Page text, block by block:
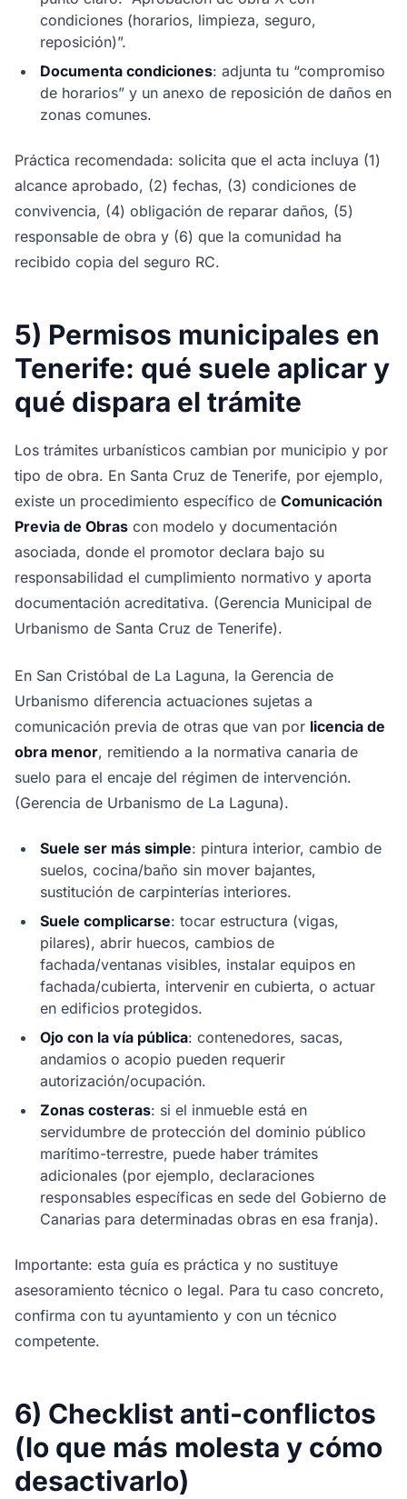
condiciones (horarios, limpieza, seguro,
reposición)”.
Documenta condiciones: adjunta tu “compromiso
de horarios” y un anexo de reposición de daños en
zonas comunes.
Práctica recomendada: solicita que el acta incluya (1)
alcance aprobado, (2) fechas, (3) condiciones de
convivencia, (4) obligación de reparar daños, (5)
responsable de obra y (6) que la comunidad ha
recibido copia del seguro RC.
5) Permisos municipales en
Tenerife: qué suele aplicar y
qué dispara el trámite
Los trámites urbanísticos cambian por municipio y por
tipo de obra. En Santa Cruz de Tenerife, por ejemplo,
existe un procedimiento específico de Comunicación
Previa de Obras con modelo y documentación
asociada, donde el promotor declara bajo su
responsabilidad el cumplimiento normativo y aporta
documentación acreditativa. (Gerencia Municipal de
Urbanismo de Santa Cruz de Tenerife).
En San Cristóbal de La Laguna, la Gerencia de
Urbanismo diferencia actuaciones sujetas a
comunicación previa de otras que van por licencia de
obra menor, remitiendo a la normativa canaria de
suelo para el encaje del régimen de intervención.
(Gerencia de Urbanismo de La Laguna).
Suele ser más simple: pintura interior, cambio de
suelos, cocina/baño sin mover bajantes,
sustitución de carpinterías interiores.
Suele complicarse: tocar estructura (vigas,
pilares), abrir huecos, cambios de
fachada/ventanas visibles, instalar equipos en
fachada/cubierta, intervenir en cubierta, o actuar
en edificios protegidos.
Ojo con la vía pública: contenedores, sacas,
andamios o acopio pueden requerir
autorización/ocupación.
Zonas costeras: si el inmueble está en
servidumbre de protección del dominio público
marítimo-terrestre, puede haber trámites
adicionales (por ejemplo, declaraciones
responsables específicas en sede del Gobierno de
Canarias para determinadas obras en esa franja).
Importante: esta guía es práctica y no sustituye
asesoramiento técnico o legal. Para tu caso concreto,
confirma con tu ayuntamiento y con un técnico
competente.
6) Checklist anti-conflictos
(lo que más molesta y cómo
desactivarlo)